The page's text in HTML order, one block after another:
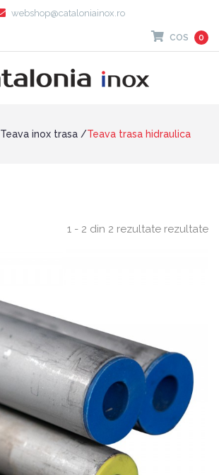
webshop@cataloniainox.ro
COS 0
Teava inox trasa Teava trasa hidraulica
1 - 2 din 2 rezultate rezultate